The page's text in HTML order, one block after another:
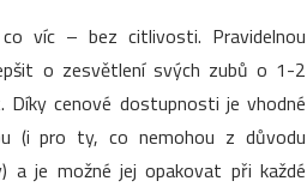
víc – bez citlivosti. Pravidelnou
o zesvětlení svých zubů o 1-2
cenové dostupnosti je vhodné
(i pro ty, co nemohou z důvodu
a je možné jej opakovat při každé